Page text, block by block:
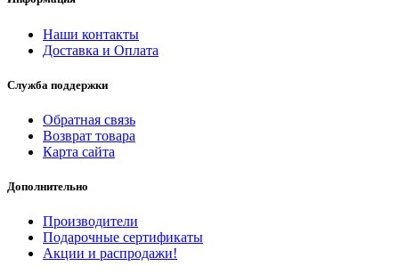
Наши контакты
Доставка и Оплата
Служба поддержки
Обратная связь
Возврат товара
Карта сайта
Дополнительно
Производители
Подарочные сертификаты
Акции и распродажи!